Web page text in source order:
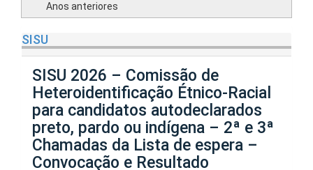
Anos anteriores
SISU
SISU 2026 – Comissão de
Heteroidentificação Étnico-Racial
para candidatos autodeclarados
preto, pardo ou indígena – 2ª e 3ª
Chamadas da Lista de espera –
Convocação e Resultado